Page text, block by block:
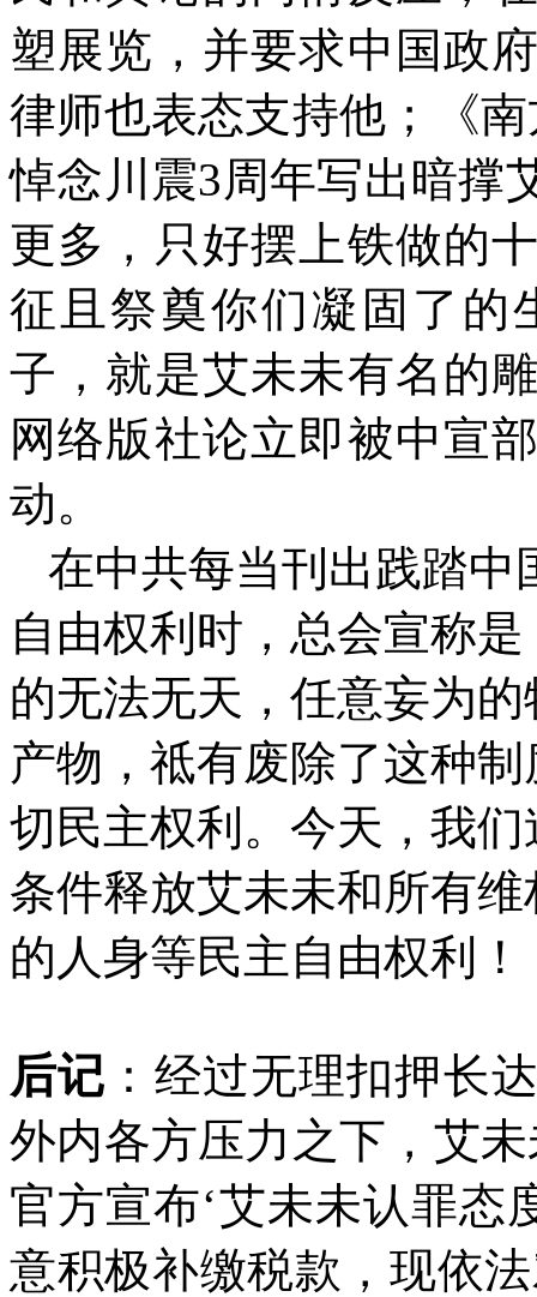
塑展览，并要求中国政
律师也表态支持他；《
悼念川震3周年写出暗撑
更多，只好摆上铁做的
征且祭奠你们凝固了的
子，就是艾未未有名的
网络版社论立即被中宣
动。
在中共每当刊出践踏中
自由权利时，总会宣称
的无法无天，任意妄为
产物，祗有废除了这种
切民主权利。今天，我
条件释放艾未未和所有
的人身等民主自由权利！
后记 ：经过无理扣押长
外内各方压力之下，艾
官方宣布‘艾未未认罪态
意积极补缴税款，现依